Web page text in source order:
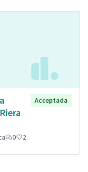
Acceptada
0 2